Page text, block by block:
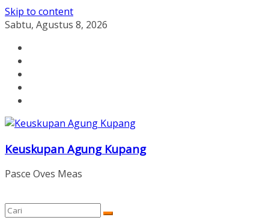
Skip to content
Sabtu, Agustus 8, 2026
Keuskupan Agung Kupang
Pasce Oves Meas